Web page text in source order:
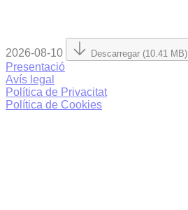
2026-08-10 Descarregar (10.41 MB)
Presentació
Avís legal
Política de Privacitat
Política de Cookies